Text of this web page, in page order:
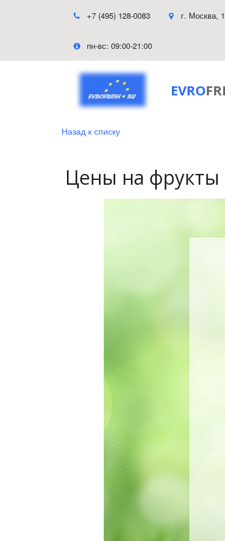
+7 (495) 128-0083 г. Москва,
пн-вс: 09:00-21:00
EVRO
Назад к списку
Цены на